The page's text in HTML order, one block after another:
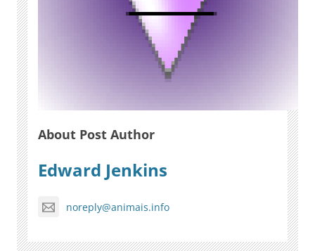
About Post Author
Edward Jenkins
noreply@animais.info